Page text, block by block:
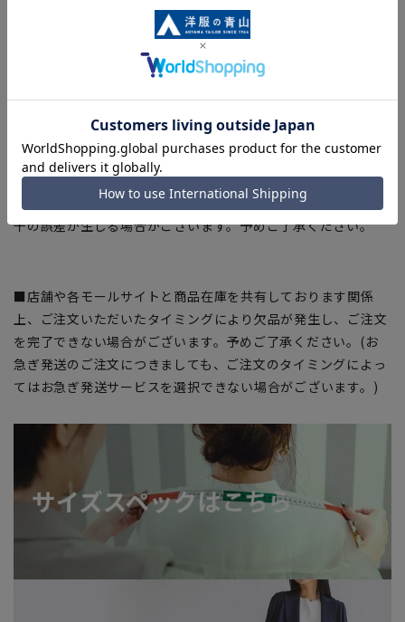
【商品に関するご注意】
■ブラウザやお使いのモニター環境、室内外等の撮影時の環境
下での光加減により、実際の商品と掲載画像の色味が異なる場
合がございます。
■生地や仕様・デザインにより、着用感や実際のサイズ表に若
干の誤差が生じる場合がございます。予めご了承ください。
■店舗や各モールサイトと商品在庫を共有しております関係
上、ご注文いただいたタイミングにより欠品が発生し、ご注文
を完了できない場合がございます。予めご了承ください。(お
急ぎ発送のご注文につきましても、ご注文のタイミングによっ
てはお急ぎ発送サービスを選択できない場合がございます。)